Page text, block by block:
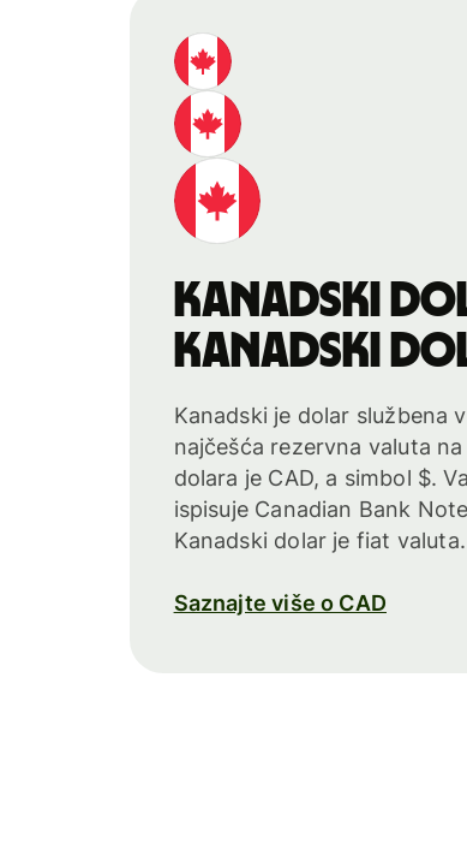
kanadski
kanadski
Kanadski je dolar službena
najčešća rezervna valuta
dolara je CAD, a simbol $.
ispisuje Canadian Bank
Kanadski dolar je fiat valuta.
Saznajte više o CAD